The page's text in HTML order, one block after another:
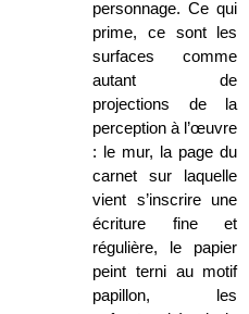
personnage. Ce qui
prime, ce sont les
surfaces comme
autant de
projections de la
perception à l’œuvre
: le mur, la page du
carnet sur laquelle
vient s’inscrire une
écriture fine et
régulière, le papier
peint terni au motif
papillon, les